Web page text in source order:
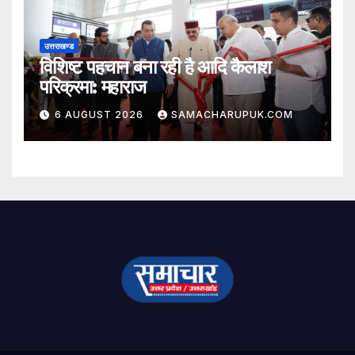
उत्तराखण्ड
विशिष्ट पहचान बना रही है आदि कैलाश
परिक्रमा: महाराज
6 AUGUST 2026 SAMACHARUPUK.COM